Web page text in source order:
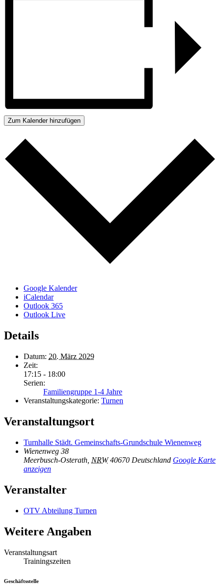
Zum Kalender hinzufügen
Google Kalender
iCalendar
Outlook 365
Outlook Live
Details
Datum: 20. März 2029
Zeit:
17:15 - 18:00
Serien:
Familiengruppe 1-4 Jahre
Veranstaltungskategorie: Turnen
Veranstaltungsort
Turnhalle Städt. Gemeinschafts-Grundschule Wienenweg
Wienenweg 38
Meerbusch-Osterath NRW 40670 Deutschland Google Karte
anzeigen
Veranstalter
OTV Abteilung Turnen
Weitere Angaben
Veranstaltungsart
Trainingszeiten
Geschäftsstelle